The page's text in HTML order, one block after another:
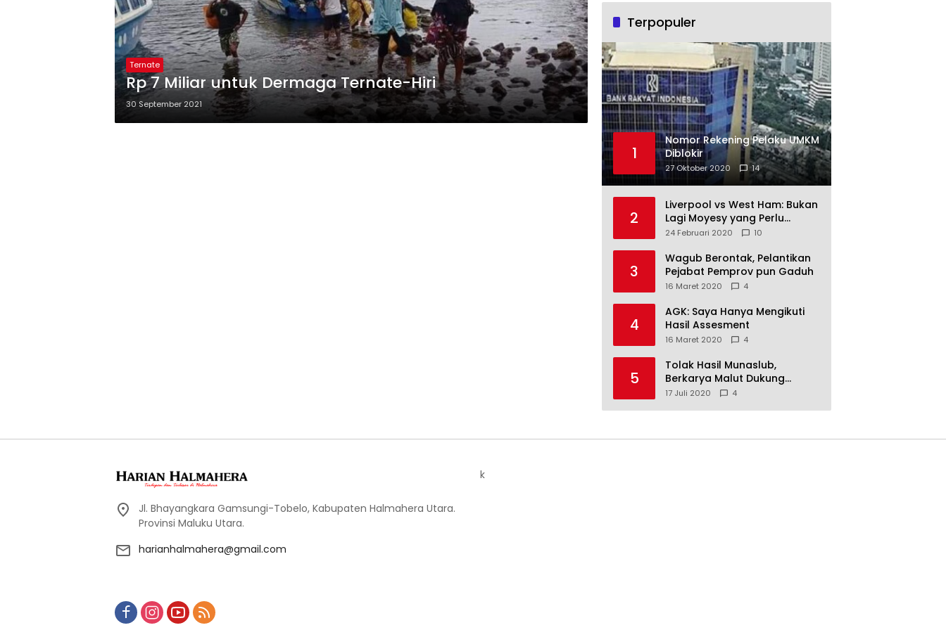
Ternate
Rp 7 Miliar untuk Dermaga Ternate-Hiri
30 September 2021
Terpopuler
1
Nomor Rekening Pelaku UMKM
Diblokir
27 Oktober 2020 14
2
Liverpool vs West Ham: Bukan
Lagi Moyesy yang Perlu
Ditakuti
24 Februari 2020 10
3
Wagub Berontak, Pelantikan
Pejabat Pemprov pun Gaduh
16 Maret 2020 4
4
AGK: Saya Hanya Mengikuti
Hasil Assesment
16 Maret 2020 4
5
Tolak Hasil Munaslub,
Berkarya Malut Dukung
Tommy Soeharto
17 Juli 2020 4
Jl. Bhayangkara Gamsungi-Tobelo, Kabupaten Halmahera Utara.
Provinsi Maluku Utara.
harianhalmahera@gmail.com
k